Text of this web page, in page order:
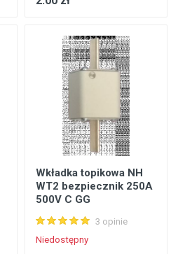
Wkładka topikowa NH
WT2 bezpiecznik 250A
500V C GG
3 opinie
Niedostępny